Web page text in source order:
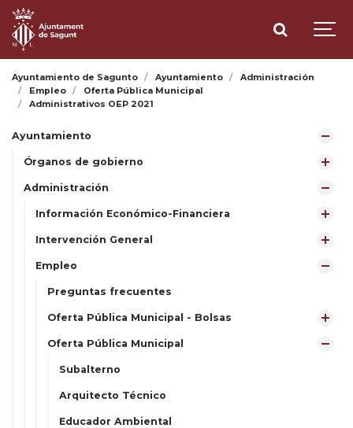
Ayuntamiento de Sagunto Ayuntamiento
Administración
Empleo
Oferta Pública Municipal
Administrativos OEP 2021
Ayuntamiento
Órganos de gobierno
Administración
Información Económico-Financiera
Intervención General
Empleo
Preguntas frecuentes
Oferta Pública Municipal - Bolsas
Oferta Pública Municipal
Subalterno
Arquitecto Técnico
Educador Ambiental